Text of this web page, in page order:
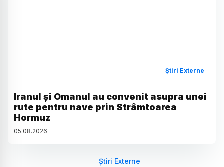
Știri Externe
Iranul și Omanul au convenit asupra unei
rute pentru nave prin Strâmtoarea
Hormuz
05.08.2026
Știri Externe